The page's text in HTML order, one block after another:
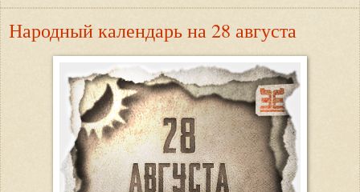
Народный календарь на 28 августа